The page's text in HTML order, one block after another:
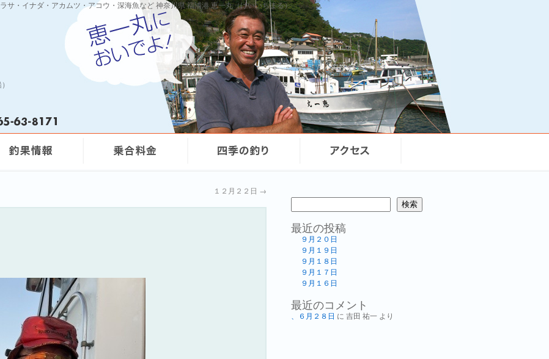
サ・イナダ・アカムツ・アコウ・深海魚など 神奈川県 福浦港 恵一丸（けいいちまる）
１２月２２日 →
検索
最近の投稿
９月２０日
９月１９日
９月１８日
９月１７日
９月１６日
最近のコメント
、６月２８日 に 吉田 祐一 より